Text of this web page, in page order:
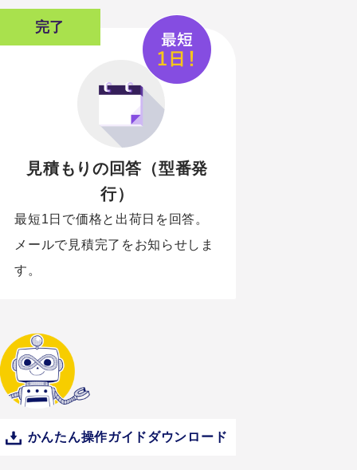
完了
見積もりの回答（型番発
行）
最短1日で価格と出荷日を回答。
メールで見積完了をお知らせしま
す。
かんたん操作ガイドダウンロード